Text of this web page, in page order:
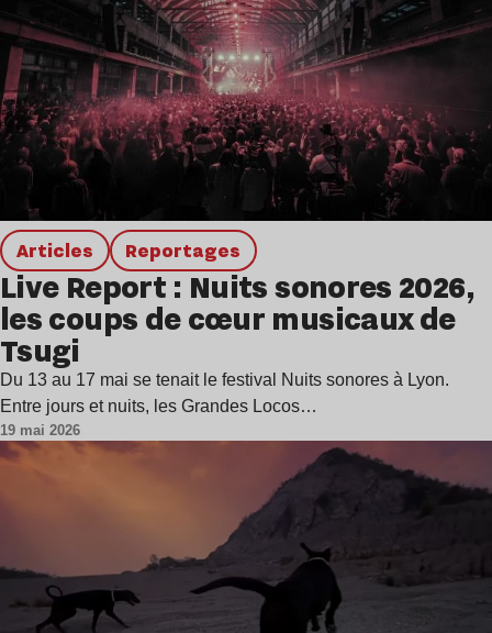
Articles Reportages
Live Report : Nuits sonores 2026,
les coups de cœur musicaux de
Tsugi
Du 13 au 17 mai se tenait le festival Nuits sonores à Lyon.
Entre jours et nuits, les Grandes Locos…
19 mai 2026